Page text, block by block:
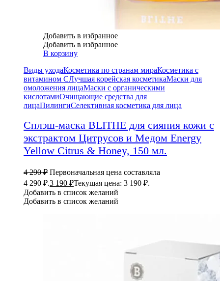
Добавить в избранное
Добавить в избранное
В корзину
Виды уходаКосметика по странам мираКосметика с
витамином СЛучшая корейская косметикаМаски для
омоложения лицаМаски с органическими
кислотамиОчищающие средства для
лицаПилингиСелективная косметика для лица
Сплэш-маска BLITHE для сияния кожи с
экстрактом Цитрусов и Медом Energy
Yellow Citrus & Honey, 150 мл.
4 290₽ Первоначальная цена составляла
4 290 ₽.3 190 ₽Текущая цена: 3 190 ₽.
Добавить в список желаний
Добавить в список желаний